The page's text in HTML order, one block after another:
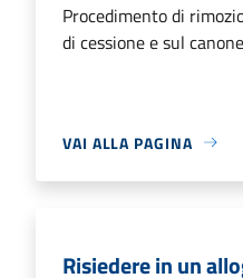
Procedimento di
di cessione e sul
VAI ALLA PAGINA
Risiedere in un